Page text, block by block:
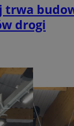
trwa
drogi